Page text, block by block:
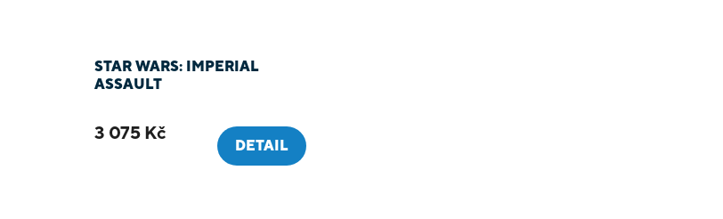
STAR WARS: IMPERIAL
ASSAULT
3 075 Kč
DETAIL